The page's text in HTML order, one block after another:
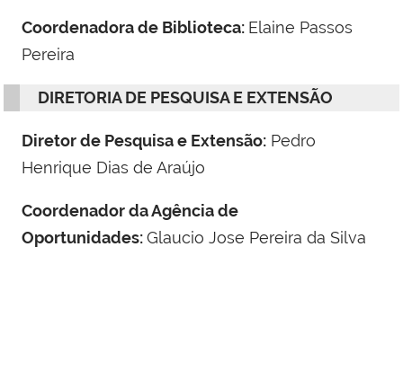
Coordenadora de Biblioteca: Elaine Passos
Pereira
DIRETORIA DE PESQUISA E EXTENSÃO
Diretor de Pesquisa e Extensão: Pedro
Henrique Dias de Araújo
Coordenador da Agência de
Oportunidades:Glaucio Jose Pereira da Silva